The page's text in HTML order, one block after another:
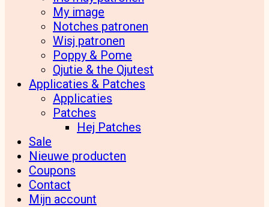
My image
Notches patronen
Wisj patronen
Poppy & Pome
Qjutie & the Qjutest
Applicaties & Patches
Applicaties
Patches
Hej Patches
Sale
Nieuwe producten
Coupons
Contact
Mijn account